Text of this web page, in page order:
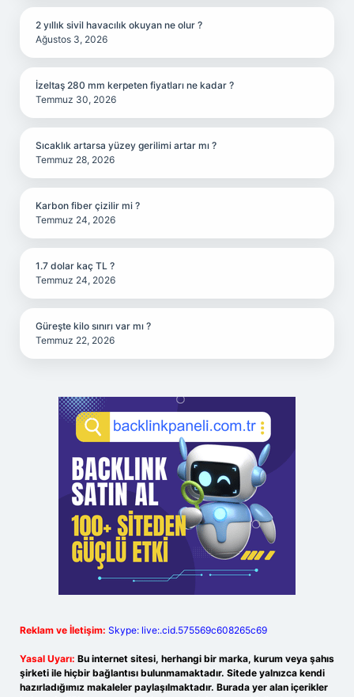
2 yıllık sivil havacılık okuyan ne olur ?
Ağustos 3, 2026
İzeltaş 280 mm kerpeten fiyatları ne kadar ?
Temmuz 30, 2026
Sıcaklık artarsa yüzey gerilimi artar mı ?
Temmuz 28, 2026
Karbon fiber çizilir mi ?
Temmuz 24, 2026
1.7 dolar kaç TL ?
Temmuz 24, 2026
Güreşte kilo sınırı var mı ?
Temmuz 22, 2026
Reklam ve İletişim: Skype: live:.cid.575569c608265c69
Yasal Uyarı: Bu internet sitesi, herhangi bir marka, kurum veya şahıs
şirketi ile hiçbir bağlantısı bulunmamaktadır. Sitede yalnızca kendi
hazırladığımız makaleler paylaşılmaktadır. Burada yer alan içerikler